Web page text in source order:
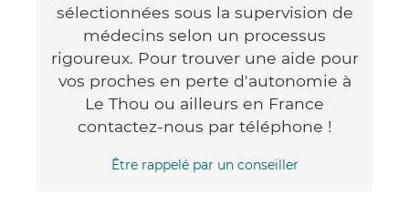
sélectionnées sous la supervision de
médecins selon un processus
rigoureux. Pour trouver une aide pour
vos proches en perte d'autonomie à
Le Thou ou ailleurs en France
contactez-nous par téléphone !
Être rappelé par un conseiller